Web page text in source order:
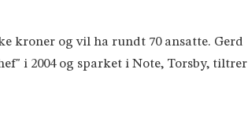
kroner og vil ha rundt 70 ansatte. Gerd
i 2004 og sparket i Note, Torsby, tiltrer